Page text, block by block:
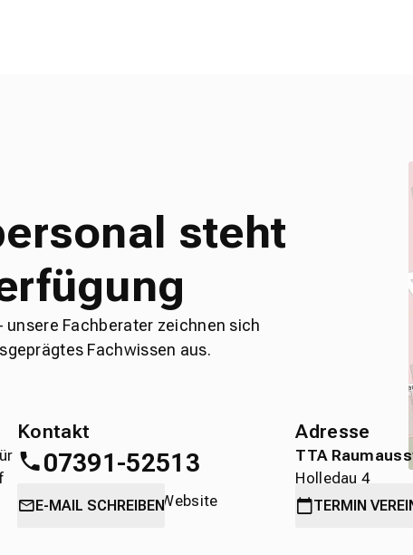
steht
unsere Fachberater zeichnen sich
Fachwissen aus.
Kontakt
07391-52513
oderdirekt über die Website
E-MAIL SCHREIBEN
Adresse
TTA
Holledau 4
89584 Ehingen
TERMIN